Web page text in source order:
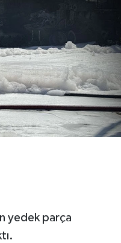
yedek parça